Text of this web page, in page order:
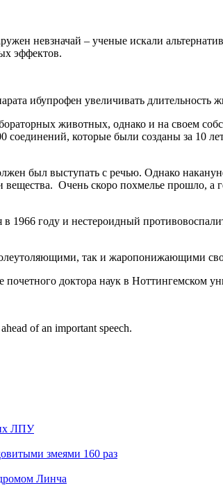
невзначай – ученые искали
эффектов.
ибупрофен увеличивать длительность
животных, однако и на своем
соединений, которые были созданы за 10
был выступать с речью. Однако
Очень скоро похмелье прошло, а
1966 году и нестероидный
так и жаропонижающими
доктора наук в Ноттингемском
of an important speech.
ЛПУ
змеями 160 раз
Линча